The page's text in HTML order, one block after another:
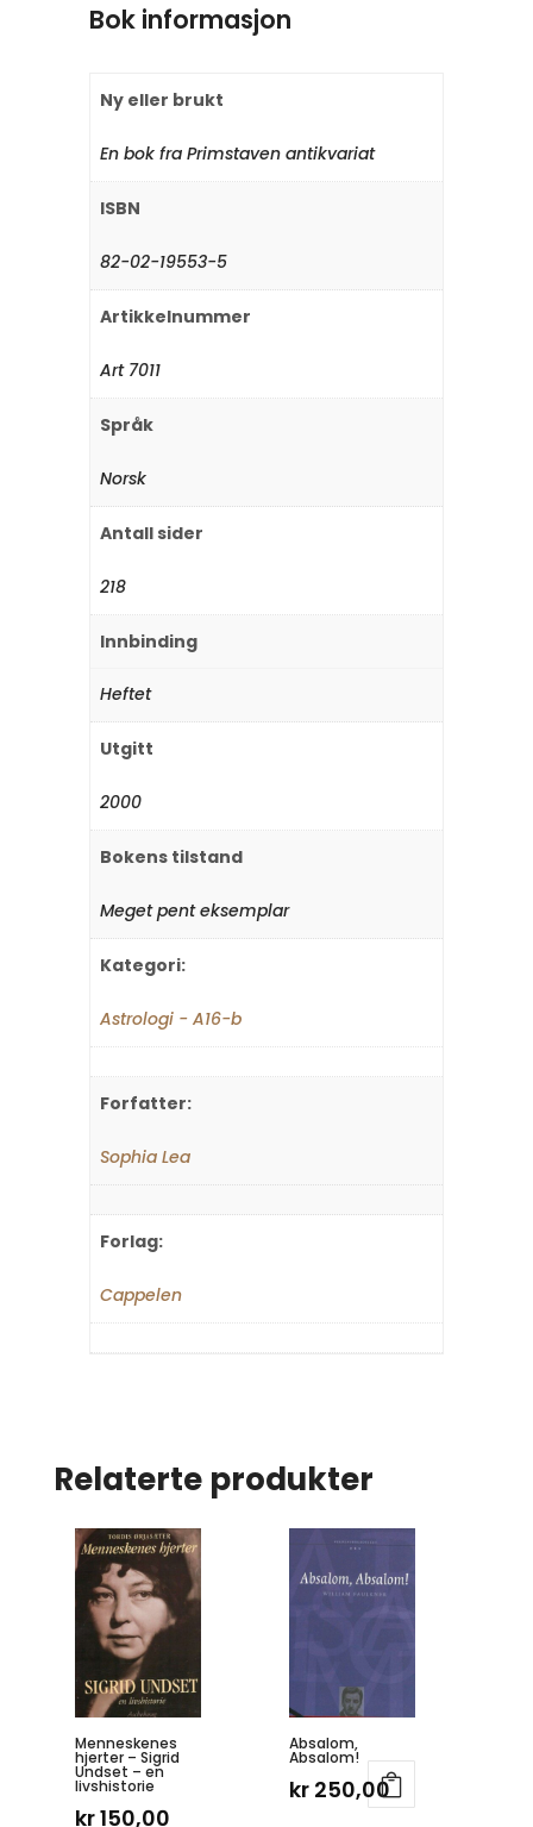
Bok informasjon
Ny eller brukt
En bok fra Primstaven antikvariat
ISBN
82-02-19553-5
Artikkelnummer
Art 7011
Språk
Norsk
Antall sider
218
Innbinding
Heftet
Utgitt
2000
Bokens tilstand
Meget pent eksemplar
Kategori:
Astrologi - A16-b
Forfatter:
Sophia Lea
Forlag:
Cappelen
Relaterte produkter
Menneskenes
hjerter – Sigrid
Undset – en
livshistorie
kr150,00
Absalom,
Absalom!
kr 250,00